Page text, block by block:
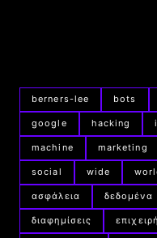
berners-lee bots
google hacking
machine marketing
social wide
ασφάλεια δεδομένα
διαφημίσεις